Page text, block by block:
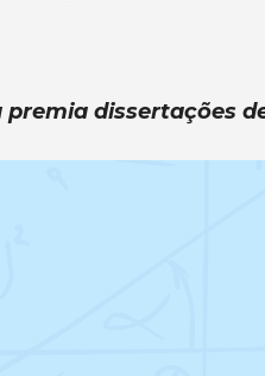
dissertações